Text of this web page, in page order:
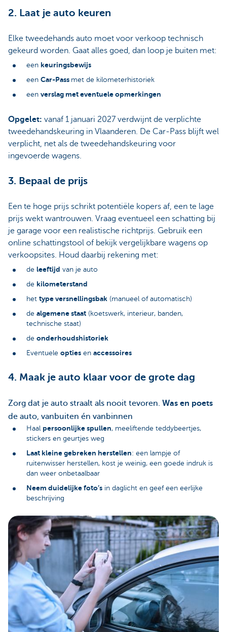
2. Laat je auto keuren
Elke tweedehands auto moet voor verkoop technisch
gekeurd worden. Gaat alles goed, dan loop je buiten met:
een keuringsbewijs
een Car-Pass met de kilometerhistoriek
een verslag met eventuele opmerkingen
Opgelet: vanaf 1 januari 2027 verdwijnt de verplichte
tweedehandskeuring in Vlaanderen. De Car-Pass blijft wel
verplicht, net als de tweedehandskeuring voor
ingevoerde wagens.
3. Bepaal de prijs
Een te hoge prijs schrikt potentiële kopers af, een te lage
prijs wekt wantrouwen. Vraag eventueel een schatting bij
je garage voor een realistische richtprijs. Gebruik een
online schattingstool of bekijk vergelijkbare wagens op
verkoopsites. Houd daarbij rekening met:
de leeftijd van je auto
de kilometerstand
het type versnellingsbak (manueel of automatisch)
de algemene staat (koetswerk, interieur, banden,
technische staat)
de onderhoudshistoriek
Eventuele opties en accessoires
4. Maak je auto klaar voor de grote dag
Zorg dat je auto straalt als nooit tevoren. Was en poets
de auto, vanbuiten én vanbinnen
Haal persoonlijke spullen, meeliftende teddybeertjes,
stickers en geurtjes weg
Laat kleine gebreken herstellen: een lampje of
ruitenwisser herstellen, kost je weinig, een goede indruk is
dan weer onbetaalbaar
Neem duidelijke foto’s in daglicht en geef een eerlijke
beschrijving